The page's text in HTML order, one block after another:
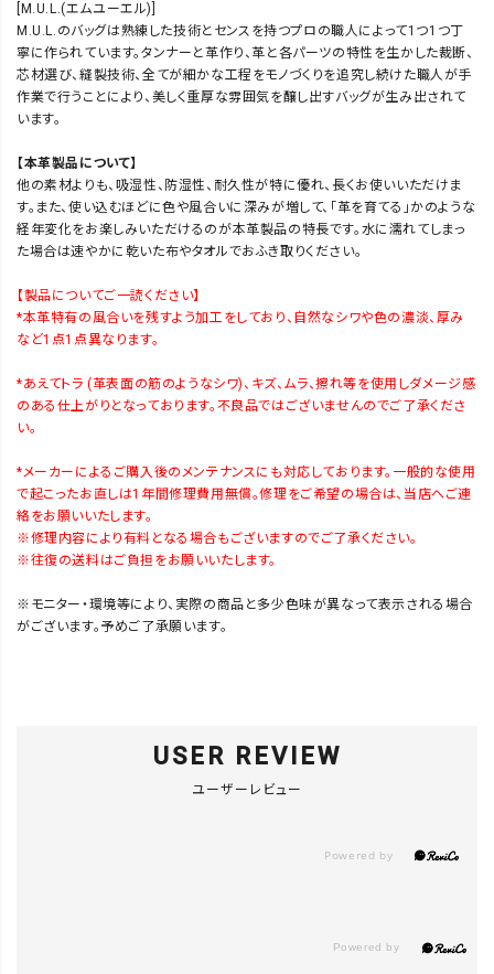
カラー／サイズ
ｶｰｷ ﾍﾟｲﾝﾄ
あり1
▲ 残りわずか
カートに入れる
ｶｰｷﾍﾟｲﾝﾄあ
り3
▲ 残りわずか
カートに入れる
ｶｰｷﾍﾟｲﾝﾄあ
ｶｰｷﾍﾟｲﾝﾄあ
[M.U.L.(エムユーエル)]
M.U.L.のバッグは熟練した技術とセンスを持つプロの職人によって1つ1つ丁
寧に作られています。タンナーと革作り、革と各パーツの特性を生かした裁断、
芯材選び、縫製技術、全てが細かな工程をモノづくりを追究し続けた職人が手
作業で行うことにより、美しく重厚な雰囲気を醸し出すバッグが生み出されて
います。
【本革製品について】
他の素材よりも、吸湿性、防湿性、耐久性が特に優れ、長くお使いいただけま
す。また、使い込むほどに色や風合いに深みが増して、「革を育てる」かのような
経年変化をお楽しみいただけるのが本革製品の特長です。水に濡れてしまっ
た場合は速やかに乾いた布やタオルでおふき取りください。
【製品についてご一読ください】
*本革特有の風合いを残すよう加工をしており、自然なシワや色の濃淡、厚み
など1点1点異なります。
*あえてトラ (革表面の筋のようなシワ)、キズ、ムラ、擦れ等を使用しダメージ感
のある仕上がりとなっております。不良品ではございませんのでご了承くださ
い。
*メーカーによるご購入後のメンテナンスにも対応しております。一般的な使用
で起こったお直しは1年間修理費用無償。修理をご希望の場合は、当店へご連
絡をお願いいたします。
※修理内容により有料となる場合もございますのでご了承ください。
※往復の送料はご負担をお願いいたします。
※モニター・環境等により、実際の商品と多少色味が異なって表示される場合
がございます。予めご了承願います。
USER REVIEW
ユーザーレビュー